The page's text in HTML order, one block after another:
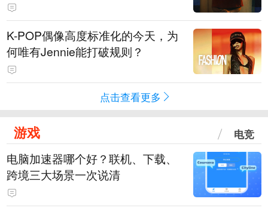
K-POP偶像高度标准化的今天，为
何唯有Jennie能打破规则？
点击查看更多
游戏 电竞
电脑加速器哪个好？联机、下载、
跨境三大场景一次说清